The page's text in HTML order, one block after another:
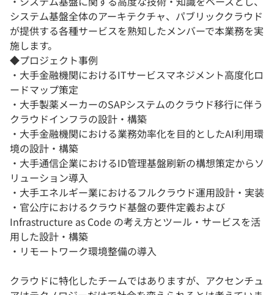
システム基盤全体のアーキテクチャ、パブリッククラウド
が提供する各種サービスを熟知したメンバーで本業務を実
施します。
◆プロジェクト事例
・大手金融機関におけるITサービスマネジメント高度化ロ
ードマップ策定
・大手製薬メーカーのSAPシステムのクラウド移行に伴う
クラウドインフラの設計・構築
・大手金融機関における業務効率化を目的としたAI利用環
境の設計・構築
・大手通信企業におけるID管理基盤刷新の構想策定からソ
リューション導入
・大手エネルギー業におけるフルクラウド運用設計・実装
・官公庁におけるクラウド基盤の要件定義および
Infrastructure as Code の考え方とツール・サービスを活
用した設計・構築
・リモートワーク環境整備の導入
クラウドに特化したチームではありますが、アクセンチュ